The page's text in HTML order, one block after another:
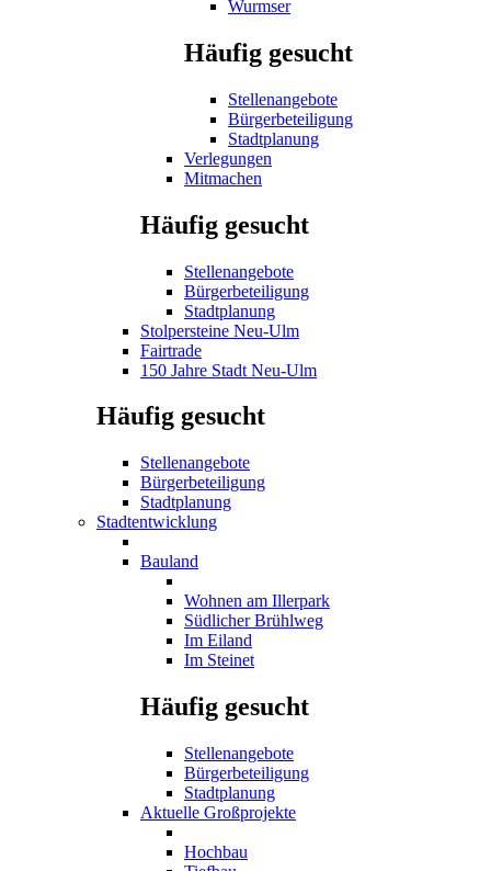
Wurmser
Häufig gesucht
Stellenangebote
Bürgerbeteiligung
Stadtplanung
Verlegungen
Mitmachen
Häufig gesucht
Stellenangebote
Bürgerbeteiligung
Stadtplanung
Stolpersteine Neu-Ulm
Fairtrade
150 Jahre Stadt Neu-Ulm
Häufig gesucht
Stellenangebote
Bürgerbeteiligung
Stadtplanung
Stadtentwicklung
Bauland
Wohnen am Illerpark
Südlicher Brühlweg
Im Eiland
Im Steinet
Häufig gesucht
Stellenangebote
Bürgerbeteiligung
Stadtplanung
Aktuelle Großprojekte
Hochbau